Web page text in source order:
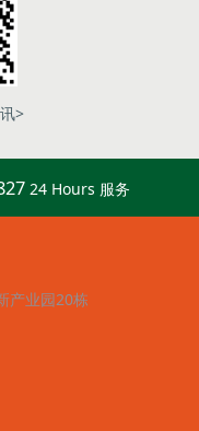
>
24 Hours 服务
产业园20栋